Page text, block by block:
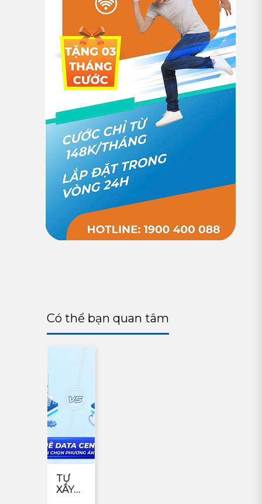
Có thể bạn quan tâm
TỰ
XÂY